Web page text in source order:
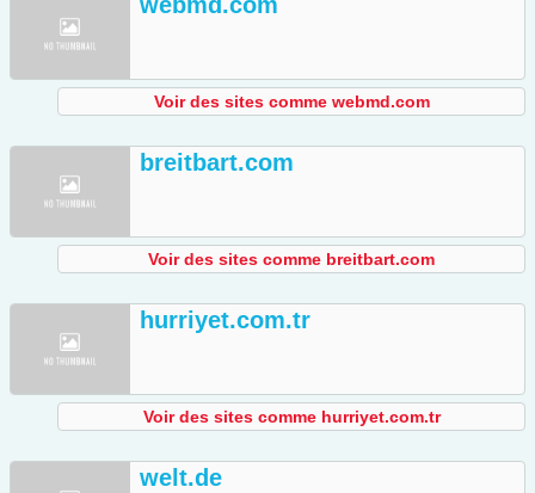
Voir des sites comme webmd.com
breitbart.com
Voir des sites comme breitbart.com
hurriyet.com.tr
Voir des sites comme hurriyet.com.tr
welt.de